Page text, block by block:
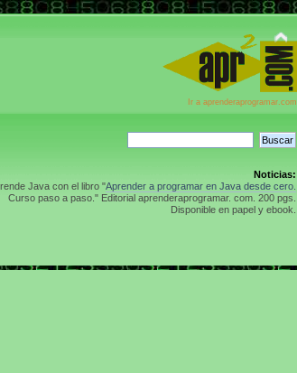
Ir a aprenderaprogramar.com
Noticias:
Java con el libro "Aprender a programar en Java desde cero.
Curso paso a paso." Editorial aprenderaprogramar. com. 200 pgs.
Disponible en papel y ebook.